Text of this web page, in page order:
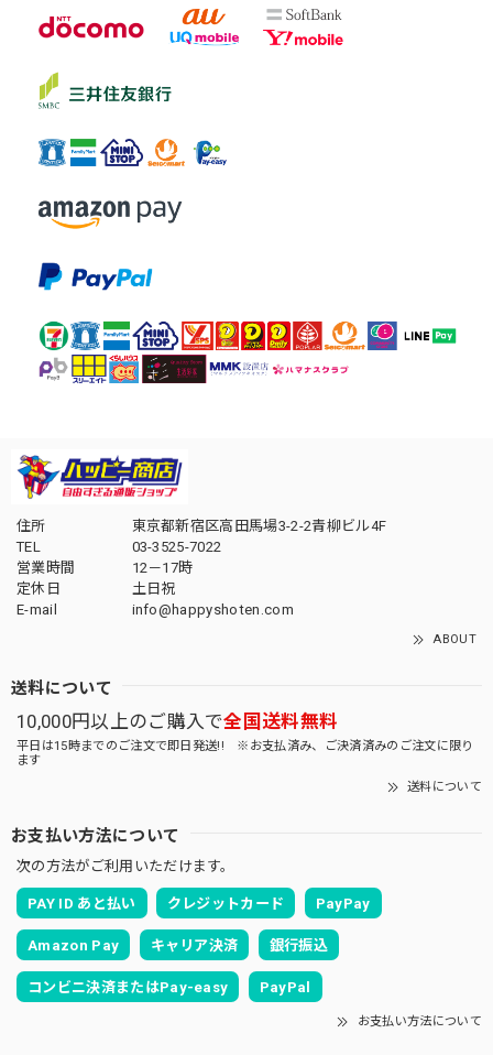
住所
東京都新宿区高田馬場3-2-2青柳ビル4F
TEL
03-3525-7022
営業時間
12－17時
定休日
土日祝
E-mail
info@happyshoten.com
ABOUT
送料について
10,000円以上のご購入で全国送料無料
平日は15時までのご注文で即日発送!! ※お支払済み、ご決済済みのご注文に限り
ます
送料について
お支払い方法について
次の方法がご利用いただけます。
PAY ID あと払い クレジットカード PayPay
Amazon Pay キャリア決済 銀行振込
コンビニ決済またはPay-easy PayPal
お支払い方法について